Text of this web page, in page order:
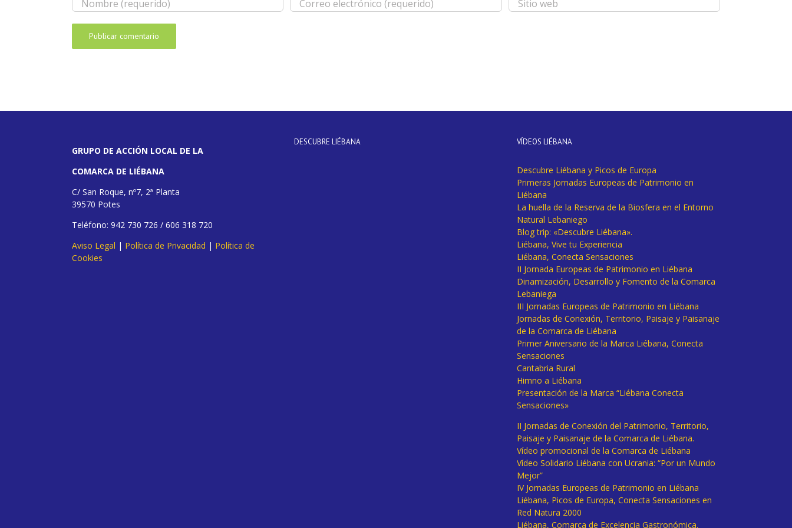
GRUPO DE ACCIÓN LOCAL DE LA
COMARCA DE LIÉBANA
C/ San Roque, nº7, 2ª Planta
39570 Potes
Teléfono: 942 730 726 / 606 318 720
Aviso Legal | Política de Privacidad | Política de
Cookies
DESCUBRE LIÉBANA VÍDEOS LIÉBANA
Descubre Liébana y Picos de Europa
Primeras Jornadas Europeas de Patrimonio en
Liébana
La huella de la Reserva de la Biosfera en el Entorno
Natural Lebaniego
Blog trip: «Descubre Liébana».
Liébana, Vive tu Experiencia
Liébana, Conecta Sensaciones
II Jornada Europeas de Patrimonio en Liébana
Dinamización, Desarrollo y Fomento de la Comarca
Lebaniega
III Jornadas Europeas de Patrimonio en Liébana
Jornadas de Conexión, Territorio, Paisaje y Paisanaje
de la Comarca de Liébana
Primer Aniversario de la Marca Liébana, Conecta
Sensaciones
Cantabria Rural
Himno a Liébana
Presentación de la Marca “Liébana Conecta
Sensaciones»
II Jornadas de Conexión del Patrimonio, Territorio,
Paisaje y Paisanaje de la Comarca de Liébana.
Vídeo promocional de la Comarca de Liébana
Vídeo Solidario Liébana con Ucrania: “Por un Mundo
Mejor”
IV Jornadas Europeas de Patrimonio en Liébana
Liébana, Picos de Europa, Conecta Sensaciones en
Red Natura 2000
Liébana, Comarca de Excelencia Gastronómica.